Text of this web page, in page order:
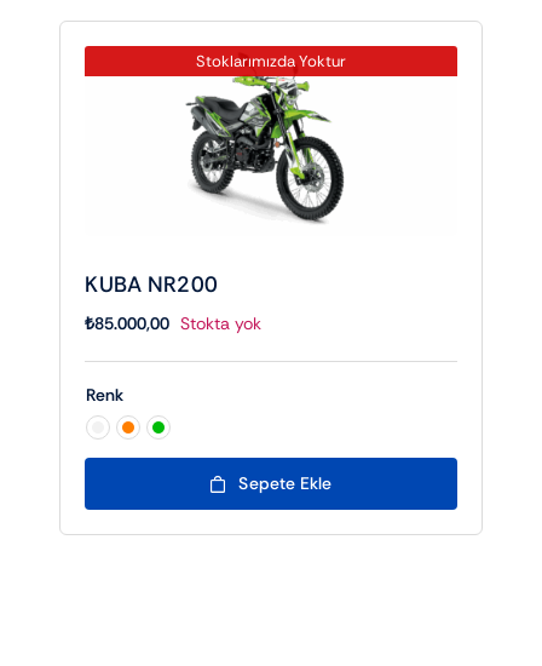
Stoklarımızda Yoktur
KUBA NR200
₺85.000,00 Stokta yok
Renk
Sepete Ekle